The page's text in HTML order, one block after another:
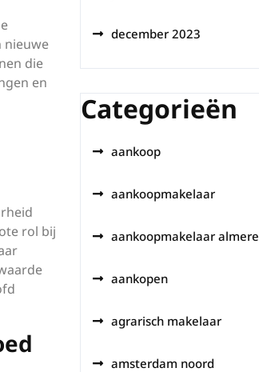
nieuwe
die
en
rol bij
december 2023
Categorieën
aankoop
aankoopmakelaar
aankoopmakelaar almere
aankopen
agrarisch makelaar
amsterdam noord